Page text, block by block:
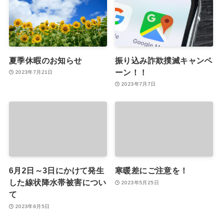
夏季休暇のお知らせ
2023年7月21日
振り込み詐欺撲滅キャンペ
ーン！！
2023年7月7日
6月2日～3日にかけて発生
した線状降水帯被害につい
て
2023年6月5日
寒暖差にご注意を！
2023年5月25日